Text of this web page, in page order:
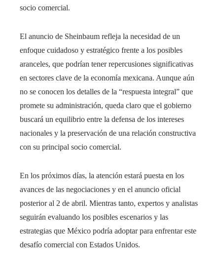
socio comercial.
El anuncio de Sheinbaum refleja la necesidad de un
enfoque cuidadoso y estratégico frente a los posibles
aranceles, que podrían tener repercusiones significativas
en sectores clave de la economía mexicana. Aunque aún
no se conocen los detalles de la “respuesta integral” que
promete su administración, queda claro que el gobierno
buscará un equilibrio entre la defensa de los intereses
nacionales y la preservación de una relación constructiva
con su principal socio comercial.
En los próximos días, la atención estará puesta en los
avances de las negociaciones y en el anuncio oficial
posterior al 2 de abril. Mientras tanto, expertos y analistas
seguirán evaluando los posibles escenarios y las
estrategias que México podría adoptar para enfrentar este
desafío comercial con Estados Unidos.